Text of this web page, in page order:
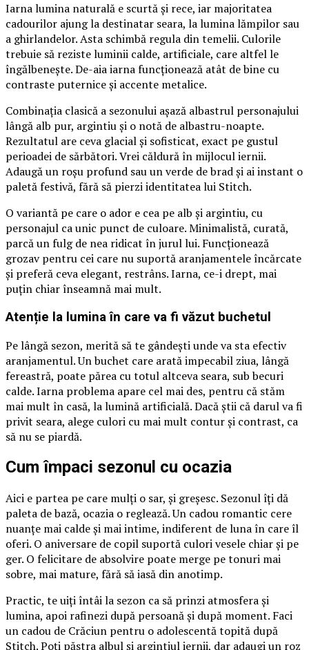
Iarna lumina naturală e scurtă și rece, iar majoritatea
cadourilor ajung la destinatar seara, la lumina lămpilor sau
a ghirlandelor. Asta schimbă regula din temelii. Culorile
trebuie să reziste luminii calde, artificiale, care altfel le
îngălbenește. De-aia iarna funcționează atât de bine cu
contraste puternice și accente metalice.
Combinația clasică a sezonului așază albastrul personajului
lângă alb pur, argintiu și o notă de albastru-noapte.
Rezultatul are ceva glacial și sofisticat, exact pe gustul
perioadei de sărbători. Vrei căldură în mijlocul iernii.
Adaugă un roșu profund sau un verde de brad și ai instant o
paletă festivă, fără să pierzi identitatea lui Stitch.
O variantă pe care o ador e cea pe alb și argintiu, cu
personajul ca unic punct de culoare. Minimalistă, curată,
parcă un fulg de nea ridicat în jurul lui. Funcționează
grozav pentru cei care nu suportă aranjamentele încărcate
și preferă ceva elegant, restrâns. Iarna, ce-i drept, mai
puțin chiar înseamnă mai mult.
Atenție la lumina în care va fi văzut buchetul
Pe lângă sezon, merită să te gândești unde va sta efectiv
aranjamentul. Un buchet care arată impecabil ziua, lângă
fereastră, poate părea cu totul altceva seara, sub becuri
calde. Iarna problema apare cel mai des, pentru că stăm
mai mult în casă, la lumină artificială. Dacă știi că darul va fi
privit seara, alege culori cu mai mult contur și contrast, ca
să nu se piardă.
Cum împaci sezonul cu ocazia
Aici e partea pe care mulți o sar, și greșesc. Sezonul îți dă
paleta de bază, ocazia o reglează. Un cadou romantic cere
nuanțe mai calde și mai intime, indiferent de luna în care îl
oferi. O aniversare de copil suportă culori vesele chiar și pe
ger. O felicitare de absolvire poate merge pe tonuri mai
sobre, mai mature, fără să iasă din anotimp.
Practic, te uiți întâi la sezon ca să prinzi atmosfera și
lumina, apoi rafinezi după persoană și după moment. Faci
un cadou de Crăciun pentru o adolescentă topită după
Stitch. Poți păstra albul și argintiul iernii, dar adaugi un roz